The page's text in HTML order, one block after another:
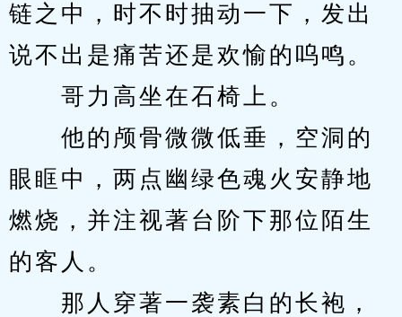
链之中，时不时抽动一下，发出
说不出是痛苦还是欢愉的呜鸣。
哥力高坐在石椅上。
他的颅骨微微低垂，空洞的
眼眶中，两点幽绿色魂火安静地
燃烧，并注视著台阶下那位陌生
的客人。
那人穿著一袭素白的长袍，